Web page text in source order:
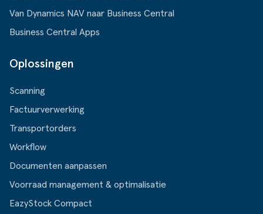
Van Dynamics NAV naar Business Central
Business Central Apps
Oplossingen
Scanning
Factuurverwerking
Transportorders
Workflow
Documenten aanpassen
Voorraad management & optimalisatie
EazyStock Compact